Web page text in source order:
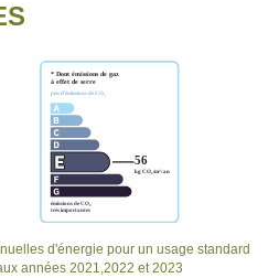
d'énergie pour un usage standard
années 2021,2022 et 2023